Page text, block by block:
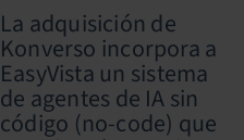
La adquisición de
Konverso incorpora a
EasyVista un sistema
de agentes de IA sin
código (no-code) que